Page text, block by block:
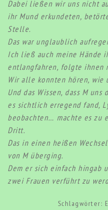
Dabei ließen wir uns nicht
ihr Mund erkundeten,
Stelle.
Das war unglaublich
Ich ließ auch meine Hände
entlangfahren, folgte ihnen
Wir alle konnten hören, wie
Und das Wissen, dass M
es sichtlich erregend fand,
beobachten… machte es zu
Dritt.
Das in einen heißen
von M überging.
Dem er sich einfach hingab
zwei Frauen verführt zu
Schlagwörter: